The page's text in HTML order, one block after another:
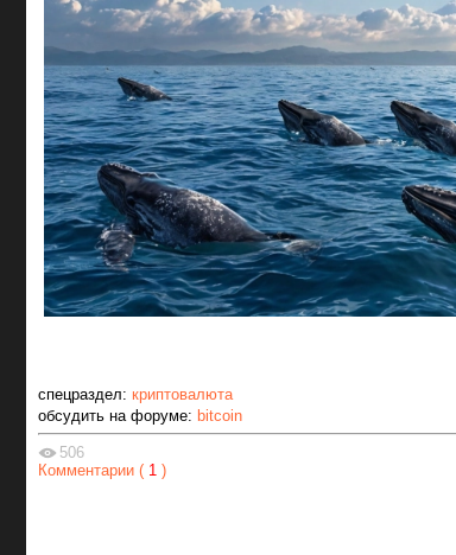
спецраздел: криптовалюта
обсудить на форуме: bitcoin
506
Комментарии ( 1 )